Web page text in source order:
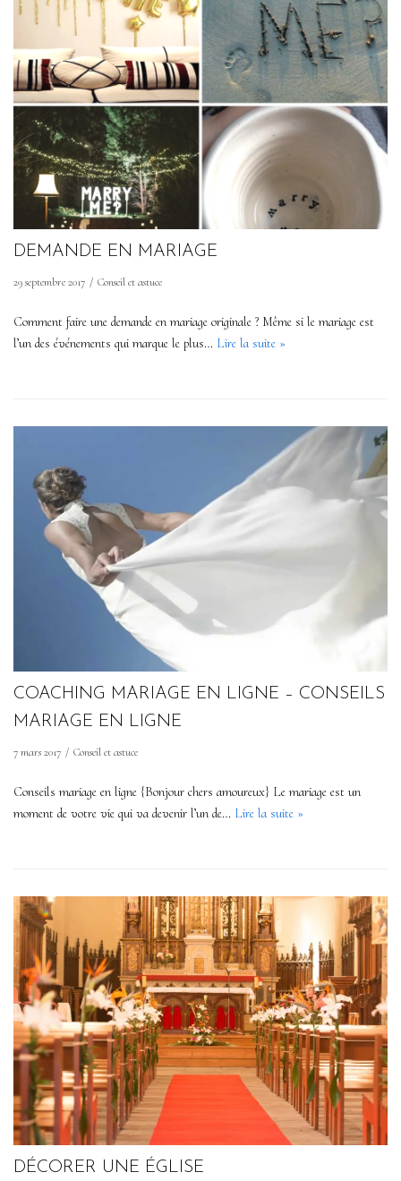
DEMANDE EN MARIAGE
29 septembre 2017 Conseil et astuce
Comment faire une demande en mariage originale ? Même si le mariage est
l’un des événements qui marque le plus… Lire la suite »
COACHING MARIAGE EN LIGNE – CONSEILS
MARIAGE EN LIGNE
7 mars 2017 Conseil et astuce
Conseils mariage en ligne {Bonjour chers amoureux} Le mariage est un
moment de votre vie qui va devenir l’un de… Lire la suite »
DÉCORER UNE ÉGLISE